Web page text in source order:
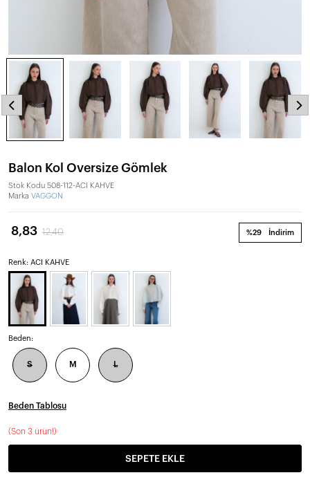
Balon Kol Oversize Gömlek
Stok Kodu 508-112-ACI KAHVE
Marka VAGGON
%29 İndirim
8,83 12,40
Renk: ACI KAHVE
Beden:
S M L
Beden Tablosu
(Son 3 ürün!)
SEPETE EKLE